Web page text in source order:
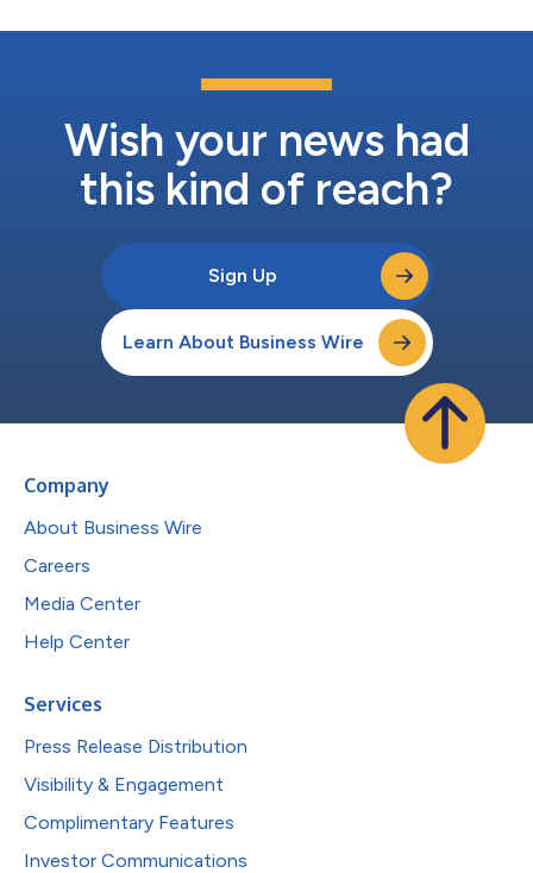
Visa首席产品与战略官Jack Forestell表示：“稳定币正在开启可编
理解这一概念，而在于如何将其切实落地运营。Visa稳定币平台为
客户提供了一个统一的平台，使其能够完成稳定币的铸造、流转和
网络覆盖。我们希望借...
Wish your news had
this kind of reach?
Sign Up
Learn About Business Wire
Company
About Business Wire
Careers
Media Center
Help Center
Services
Press Release Distribution
Visibility & Engagement
Complimentary Features
Investor Communications